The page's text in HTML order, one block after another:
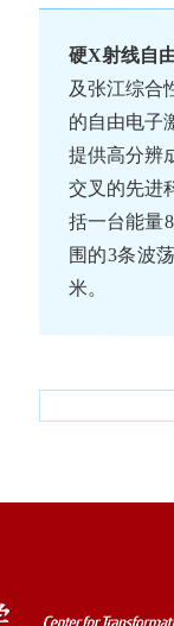
硬X射线自
及张江综合
的自由电子
提供高分辨
交叉的先进
括一台能量
围的3条波
米。